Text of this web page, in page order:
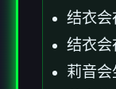
结衣会
结衣会
莉音会